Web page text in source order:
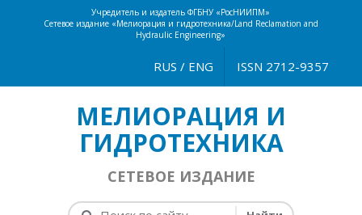
Учредитель и издатель ФГБНУ «РосНИИПМ»
Сетевое издание «Мелиорация и гидротехника/Land Reclamation and
Hydraulic Engineering»
ISSN 2712-9357
RUS / ENG
МЕЛИОРАЦИЯ И
ГИДРОТЕХНИКА
СЕТЕВОЕ ИЗДАНИЕ